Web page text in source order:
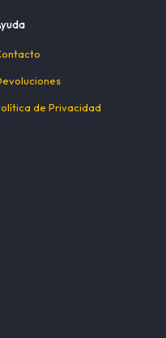
de Privacidad